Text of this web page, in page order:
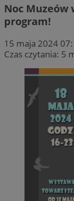
Noc Muzeów
program!
15 maja 2024
Czas czytania: 5